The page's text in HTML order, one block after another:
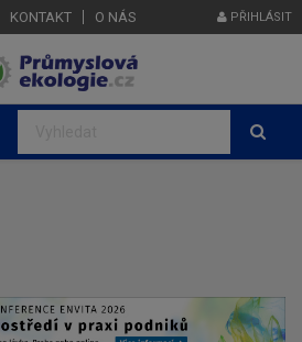
KONTAKT O NÁS PŘIHLÁSIT